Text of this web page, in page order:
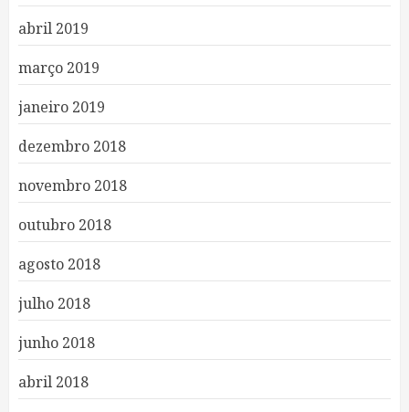
abril 2019
março 2019
janeiro 2019
dezembro 2018
novembro 2018
outubro 2018
agosto 2018
julho 2018
junho 2018
abril 2018